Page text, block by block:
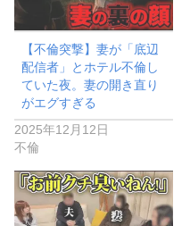
【不倫突撃】妻が「底辺
配信者」とホテル不倫し
ていた夜。妻の開き直り
がエグすぎる
2025年12月12日
不倫